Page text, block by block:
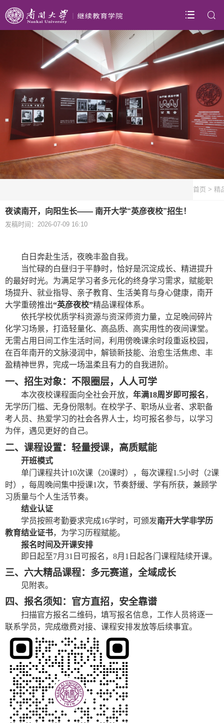
首页 > 精
夜读南开，向阳生长—— 南开大学“英彦夜校”招生！
发稿时间：2026-07-09 16:10
白日奔赴生活，夜晚丰盈自我。
当忙碌的白昼归于平静时，恰好是沉淀成长、精进提升
的最好时光。为满足学习者多元化的终身学习需求，赋能职
场提升、就业指导、亲子教育、生活美育与身心健康，南开
大学重磅推出“英彦夜校”精品课程体系。
依托学校优质学科资源与资深师资力量，立足晚间碎片
化学习场景，打造轻量化、高品质、高实用性的夜间课堂。
无需占用日间工作生活时间，利用傍晚课余时段重返校园，
在百年南开的文脉浸润中，解锁新技能、治愈生活焦虑、丰
盈精神世界，完成一场温柔且有力的自我进阶。
一、招生对象： 不限圈层，人人可学
本次夜校课程面向全社会开放， 年满18周岁即可报名，
无学历门槛、无身份限制。在校学子、职场从业者、求职备
考人员、热爱学习的社会各界人士，均可报名参与，以学习
为伴，遇见更好的自己。
二、课程设置： 轻量授课，高质赋能
开班模式
单门课程共计10次课（20课时），每次课程1.5小时 （2课
时），每周晚间集中授课1次，节奏舒缓、学有所获，兼顾学
习质量与个人生活节奏。
结业认证
学员按照考勤要求完成16学时，可颁发南开大学非学历
教育结业证书，为学习历程赋能。
报名时间及开课安排
即日起至7月31日可报名，8月1日起各门课程陆续开课。
三、 六大精品课程： 多元赛道，全域成长
见附表。
四、报名须知 ： 官方直招，安全靠谱
扫描官方报名二维码，填写报名信息，工作人员将逐一
联系学员，完成缴费对接、课程安排发放等后续事宜。